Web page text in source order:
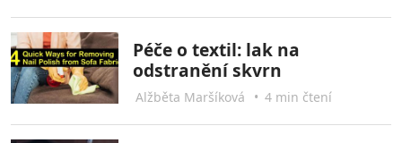
Péče o textil: lak na
odstranění skvrn
Alžběta Maršíková • 4 min čtení